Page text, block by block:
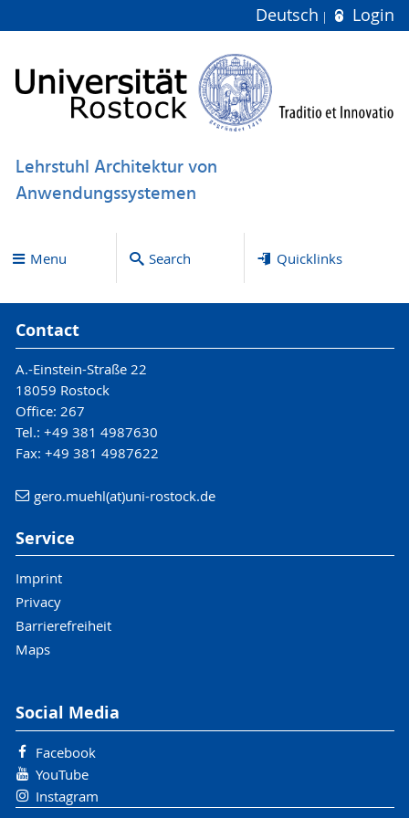
Deutsch Login
Lehrstuhl Architektur von
Anwendungssystemen
Menu Search Quicklinks
Contact
A.-Einstein-Straße 22
18059 Rostock
Office: 267
Tel.: +49 381 4987630
Fax: +49 381 4987622
gero.muehl(at)uni-rostock.de
Service
Imprint
Privacy
Barrierefreiheit
Maps
Social Media
Facebook
YouTube
Instagram